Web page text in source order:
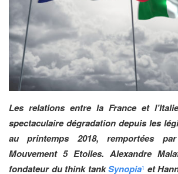
Les relations entre la France et
spectaculaire dégradation depuis les
au printemps 2018, remportées
Mouvement 5 Etoiles. Alexandre
fondateur du think tankSynopia1 et